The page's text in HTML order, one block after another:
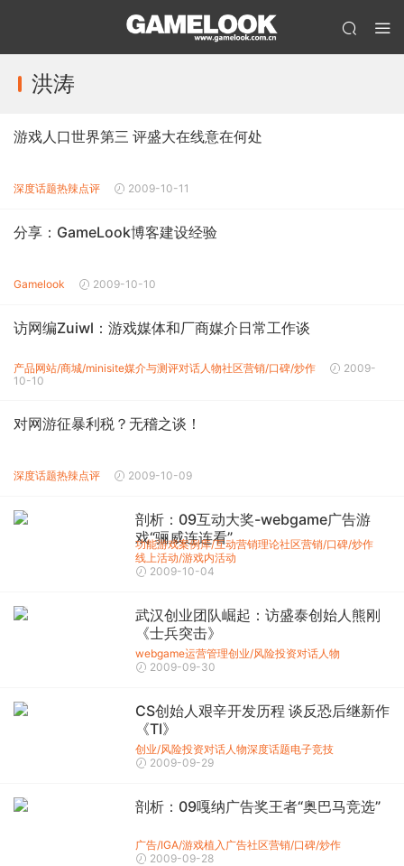
洪涛
游戏人口世界第三 评盛大在线意在何处
深度话题热辣点评 2009-10-11
分享：GameLook博客建设经验
Gamelook 2009-10-10
访网编Zuiwl：游戏媒体和厂商媒介日常工作谈
产品网站/商城/minisite媒介与测评对话人物社区营销/口碑/炒作
2009-
10-10
对网游征暴利税？无稽之谈！
深度话题热辣点评 2009-10-09
剖析：09互动大奖-webgame广告游
戏“骊威连连看”
功能游戏案例库/互动营销理论社区营销/口碑/炒作
线上活动/游戏内活动
2009-10-04
武汉创业团队崛起：访盛泰创始人熊刚
《士兵突击》
webgame运营管理创业/风险投资对话人物
2009-09-30
CS创始人艰辛开发历程 谈反恐后继新作
《TI》
创业/风险投资对话人物深度话题电子竞技
2009-09-29
剖析：09嘎纳广告奖王者“奥巴马竞选”
广告/IGA/游戏植入广告社区营销/口碑/炒作
2009-09-28